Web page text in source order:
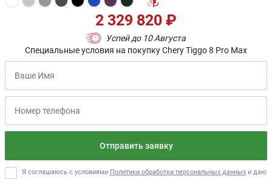
Успей до 10 Августа
2 329 820 ₽
Специальные условия на покупку Chery Tiggo 8 Pro Max
Отправить заявку
Я соглашаюсь с условиями Политики обработки персональных данных и даю